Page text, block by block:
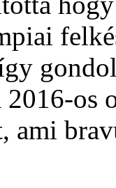
os
ami